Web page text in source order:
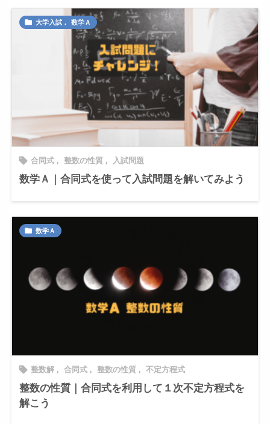
 大学入試 , 数学Ａ
 合同式 , 整数の性質 , 入試問題
数学Ａ｜合同式を使って入試問題を解いてみよう
 数学Ａ
 整数解 , 合同式 , 整数の性質 , 不定方程式
整数の性質｜合同式を利用して１次不定方程式を
解こう